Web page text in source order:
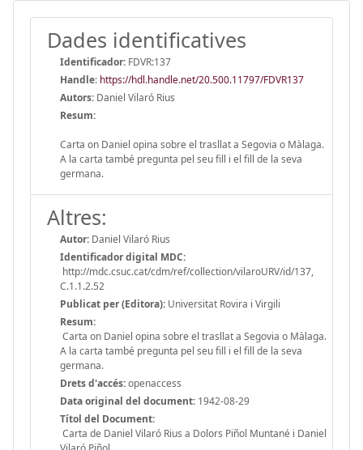
Dades identificatives
Identificador: FDVR:137
Handle: https://hdl.handle.net/20.500.11797/FDVR137
Autors: Daniel Vilaró Rius
Resum:
Carta on Daniel opina sobre el trasllat a Segovia o Màlaga.
A la carta també pregunta pel seu fill i el fill de la seva
germana.
Altres:
Autor: Daniel Vilaró Rius
Identificador digital MDC:
http://mdc.csuc.cat/cdm/ref/collection/vilaroURV/id/137,
C.1.1.2.52
Publicat per (Editora): Universitat Rovira i Virgili
Resum:
Carta on Daniel opina sobre el trasllat a Segovia o Màlaga.
A la carta també pregunta pel seu fill i el fill de la seva
germana.
Drets d'accés:openaccess
Data original del document: 1942-08-29
Títol del Document:
Carta de Daniel Vilaró Rius a Dolors Piñol Muntané i Daniel